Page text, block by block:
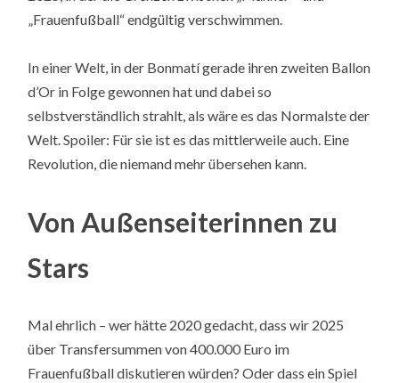
„Frauenfußball“ endgültig verschwimmen.
In einer Welt, in der Bonmatí gerade ihren zweiten Ballon
d’Or in Folge gewonnen hat und dabei so
selbstverständlich strahlt, als wäre es das Normalste der
Welt. Spoiler: Für sie ist es das mittlerweile auch. Eine
Revolution, die niemand mehr übersehen kann.
Von Außenseiterinnen zu
Stars
Mal ehrlich – wer hätte 2020 gedacht, dass wir 2025
über Transfersummen von 400.000 Euro im
Frauenfußball diskutieren würden? Oder dass ein Spiel